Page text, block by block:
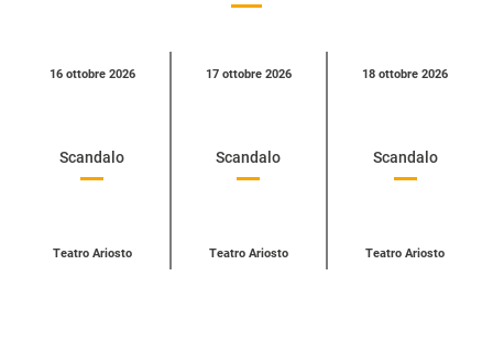
Calendario
categoria
16 ottobre 2026
Scandalo
Teatro Ariosto
17 ottobre 2026
Scandalo
Teatro Ariosto
18 ottobre 2026
Scandalo
Teatro Ariosto